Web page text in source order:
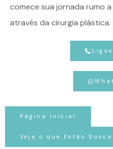
comece sua jornada rumo
através da cirurgia plástica.
Página Inicial
Veja o que Estão